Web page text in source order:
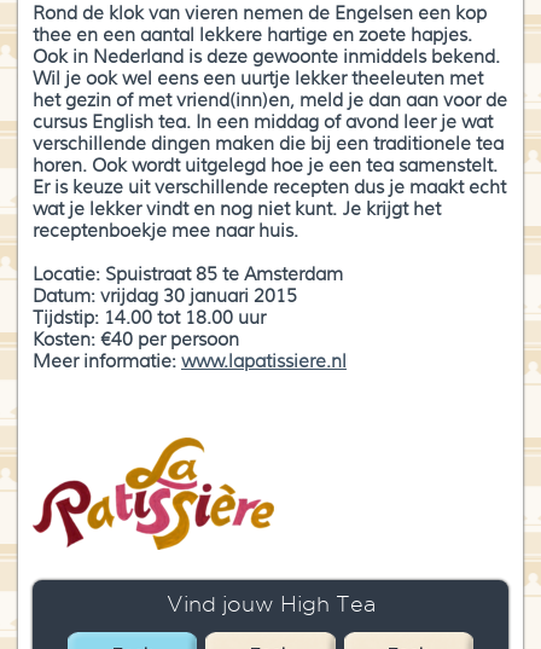
Blog
Over High Tea Wereld
Contact
Rond de klok van vieren nemen de Engelsen een kop
thee en een aantal lekkere hartige en zoete hapjes.
Ook in Nederland is deze gewoonte inmiddels bekend.
Wil je ook wel eens een uurtje lekker theeleuten met
het gezin of met vriend(inn)en, meld je dan aan voor de
cursus English tea. In een middag of avond leer je wat
verschillende dingen maken die bij een traditionele tea
horen. Ook wordt uitgelegd hoe je een tea samenstelt.
Er is keuze uit verschillende recepten dus je maakt echt
wat je lekker vindt en nog niet kunt. Je krijgt het
receptenboekje mee naar huis.
Locatie: Spuistraat 85 te Amsterdam
Datum: vrijdag 30 januari 2015
Tijdstip: 14.00 tot 18.00 uur
Kosten: €40 per persoon
Meer informatie: www.lapatissiere.nl
Vind jouw High Tea